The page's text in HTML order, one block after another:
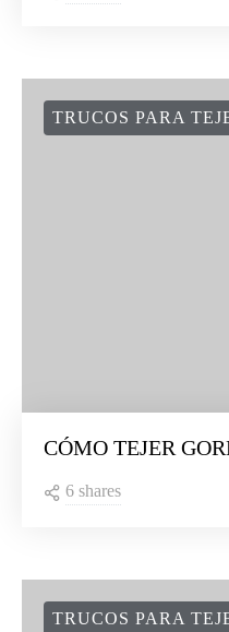
TRUCOS PARA
CÓMO TEJER
6 shares
TRUCOS PARA